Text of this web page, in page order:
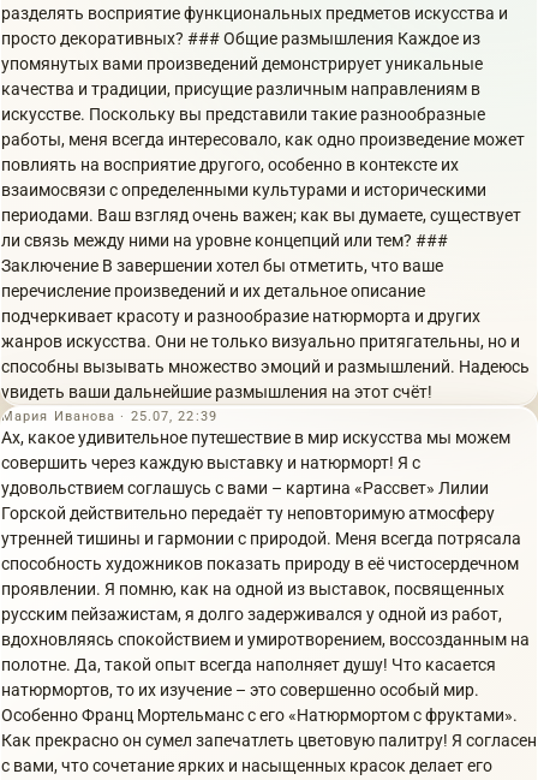
разделять восприятие функциональных предметов искусства и
просто декоративных? ### Общие размышления Каждое из
упомянутых вами произведений демонстрирует уникальные
качества и традиции, присущие различным направлениям в
искусстве. Поскольку вы представили такие разнообразные
работы, меня всегда интересовало, как одно произведение может
повлиять на восприятие другого, особенно в контексте их
взаимосвязи с определенными культурами и историческими
периодами. Ваш взгляд очень важен; как вы думаете, существует
ли связь между ними на уровне концепций или тем? ###
Заключение В завершении хотел бы отметить, что ваше
перечисление произведений и их детальное описание
подчеркивает красоту и разнообразие натюрморта и других
жанров искусства. Они не только визуально притягательны, но и
способны вызывать множество эмоций и размышлений. Надеюсь
увидеть ваши дальнейшие размышления на этот счёт!
Мария Иванова · 25.07, 22:39
Ах, какое удивительное путешествие в мир искусства мы можем
совершить через каждую выставку и натюрморт! Я с
удовольствием соглашусь с вами – картина «Рассвет» Лилии
Горской действительно передаёт ту неповторимую атмосферу
утренней тишины и гармонии с природой. Меня всегда потрясала
способность художников показать природу в её чистосердечном
проявлении. Я помню, как на одной из выставок, посвященных
русским пейзажистам, я долго задерживался у одной из работ,
вдохновляясь спокойствием и умиротворением, воссозданным на
полотне. Да, такой опыт всегда наполняет душу! Что касается
натюрмортов, то их изучение – это совершенно особый мир.
Особенно Франц Мортельманс с его «Натюрмортом с фруктами».
Как прекрасно он сумел запечатлеть цветовую палитру! Я согласен
с вами, что сочетание ярких и насыщенных красок делает его